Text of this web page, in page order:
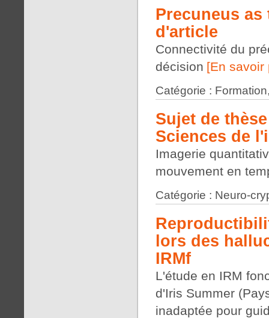
Precuneus
d'article
Connectivité du
décision [En savoir
Catégorie :
Sujet de
Sciences de
Imagerie
mouvement en
Catégorie : Neuro-
lors des
IRMf
L'étude en IRM
d'Iris Summer
inadaptée pour